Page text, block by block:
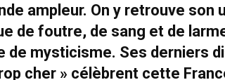
ampleur. On y retrouve son
de foutre, de sang et de
de mysticisme. Ses derniers
cher » célèbrent cette